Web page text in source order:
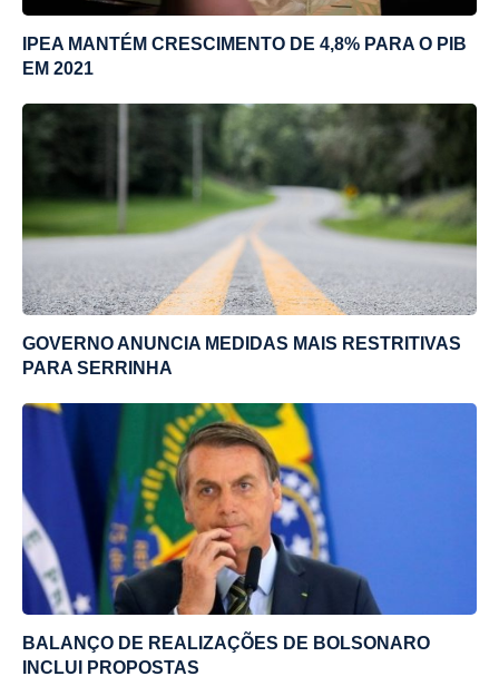
IPEA MANTÉM CRESCIMENTO DE 4,8% PARA O PIB
EM 2021
GOVERNO ANUNCIA MEDIDAS MAIS RESTRITIVAS
PARA SERRINHA
BALANÇO DE REALIZAÇÕES DE BOLSONARO
INCLUI PROPOSTAS